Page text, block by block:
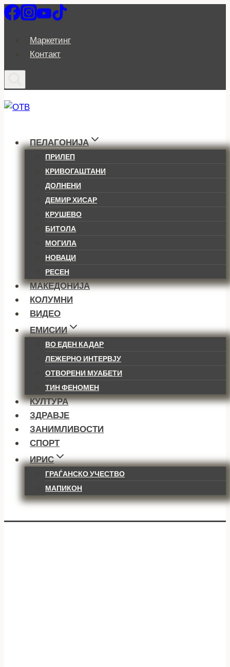
Skip
to
contentМаркетинг
Контакт
ПЕЛАГОНИЈА
ПРИЛЕП
КРИВОГАШТАНИ
ДОЛНЕНИ
ДЕМИР ХИСАР
КРУШЕВО
БИТОЛА
МОГИЛА
НОВАЦИ
РЕСЕН
МАКЕДОНИЈА
КОЛУМНИ
ВИДЕО
ЕМИСИИ
ВО ЕДЕН КАДАР
ЛЕЖЕРНО ИНТЕРВЈУ
ОТВОРЕНИ МУАБЕТИ
ТИН ФЕНОМЕН
КУЛТУРА
ЗДРАВЈЕ
ЗАНИМЛИВОСТИ
СПОРТ
ИРИС
ГРАЃАНСКО УЧЕСТВО
МАПИКОН